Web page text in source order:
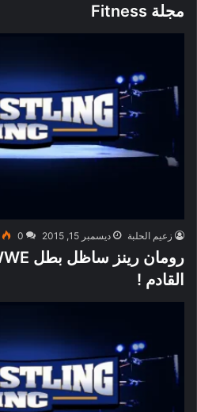
مجلة Fitness
زعيم الحلبة ديسمبر 15, 2015 0
القادم !